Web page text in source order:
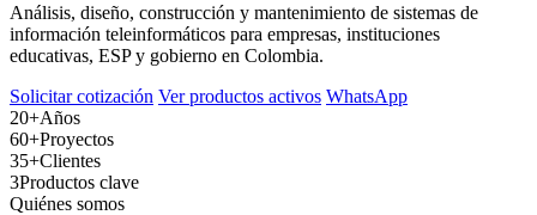
Análisis, diseño, construcción y mantenimiento de sistemas de
información teleinformáticos para empresas, instituciones
educativas, ESP y gobierno en Colombia.
Solicitar cotización Ver productos activos WhatsApp
20+Años
60+Proyectos
35+Clientes
3Productos clave
Quiénes somos